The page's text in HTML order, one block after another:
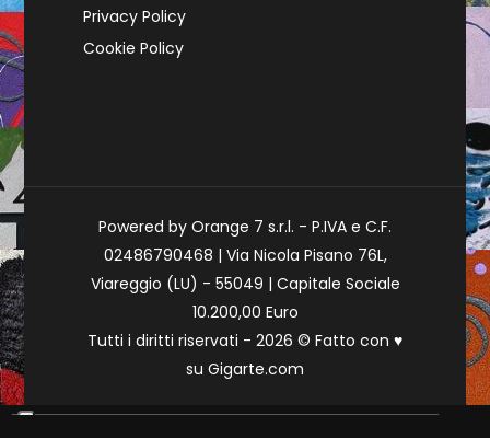
Privacy Policy
Cookie Policy
Powered by Orange 7 s.r.l. - P.IVA e C.F.
02486790468 | Via Nicola Pisano 76L,
Viareggio (LU) - 55049 | Capitale Sociale
10.200,00 Euro
Tutti i diritti riservati - 2026 © Fatto con ♥
su Gigarte.com